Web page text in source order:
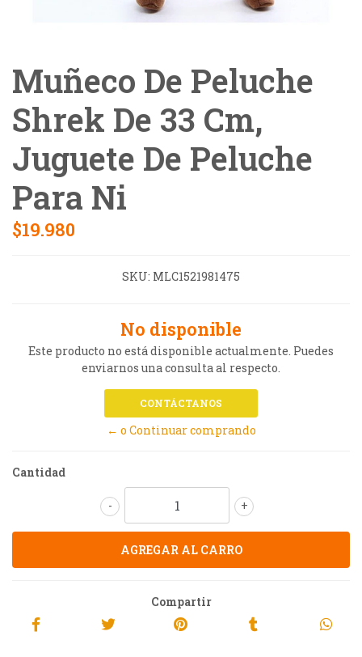
Muñeco De Peluche
Shrek De 33 Cm,
Juguete De Peluche
Para Ni
$19.980
SKU: MLC1521981475
No disponible
Este producto no está disponible actualmente. Puedes
enviarnos una consulta al respecto.
CONTÁCTANOS
← o Continuar comprando
Cantidad
+
-
Compartir